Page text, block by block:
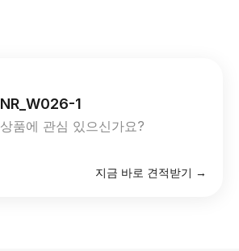
NR_W026-1
상품에 관심 있으신가요?
지금 바로 견적받기 →